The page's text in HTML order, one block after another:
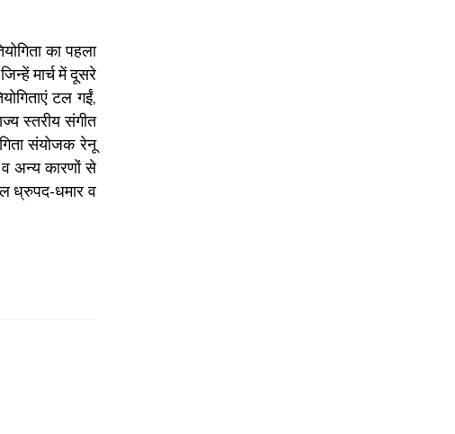
का पहला
मार्च में दूसरे
टल गईं,
स्तरीय संगीत
संयोजक रेनू
व अन्य कारणों से
ध्रुपद-धमार व